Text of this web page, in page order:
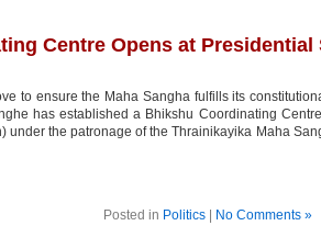
Centre Opens at Presidential
to ensure the Maha Sangha fulfills its
has established a Bhikshu Coordinating
under the patronage of the Thrainikayika Maha
Posted in Politics| No Comments »